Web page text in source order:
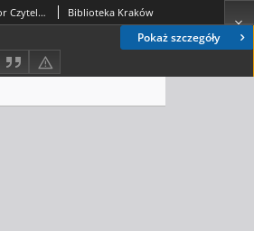
Pokaż szczegóły
Biblioteka Kraków- Informator Czytelniczo-Kulturalny, 2017. 11. nr 2 (02) Biblioteka Kraków